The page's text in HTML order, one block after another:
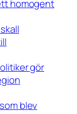
homogent
gör
blev